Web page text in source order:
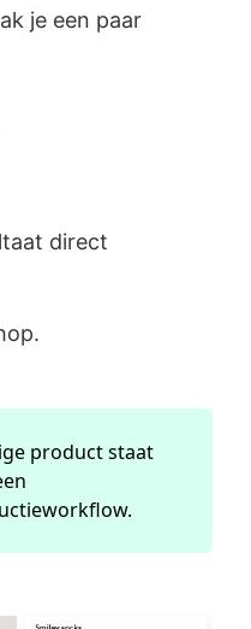
je een paar
direct
product staat